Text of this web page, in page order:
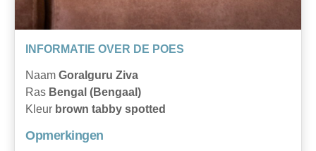
INFORMATIE OVER DE POES
Naam Goralguru Ziva
Ras Bengal (Bengaal)
Kleur brown tabby spotted
Opmerkingen